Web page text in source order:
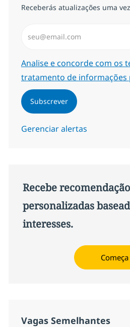
Receberás atualizações uma
Required
Analise e concorde com os
tratamento de informações
Subscrever
Gerenciar alertas
Recebe
personalizadas
interesses.
Começa
Vagas Semelhantes